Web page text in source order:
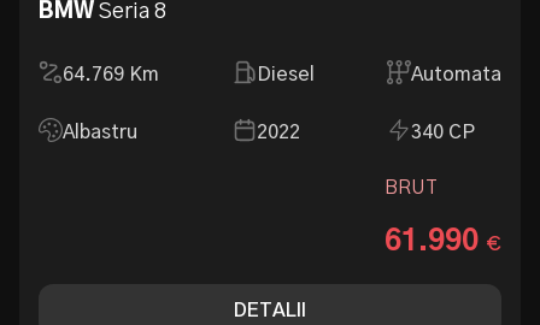
BMW Seria 8
64.769 Km
Albastru
Diesel
2022
Automata
340 CP
BRUT
61.990 €
DETALII